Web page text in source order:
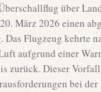
über
März 2026 einen
Das Flugzeug kehrte
aufgrund einer
zurück. Dieser
bei